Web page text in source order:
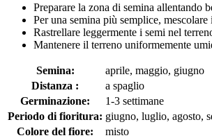
Preparare la zona di semina allentando
Per una semina più semplice, mescolare
Rastrellare leggermente i semi nel
Mantenere il terreno uniformemente
Semina:
aprile, maggio, giugno
Distanza :
a spaglio
Germinazione:
1-3 settimane
Periodo di fioritura: giugno, luglio, agosto,
Colore del fiore:
misto